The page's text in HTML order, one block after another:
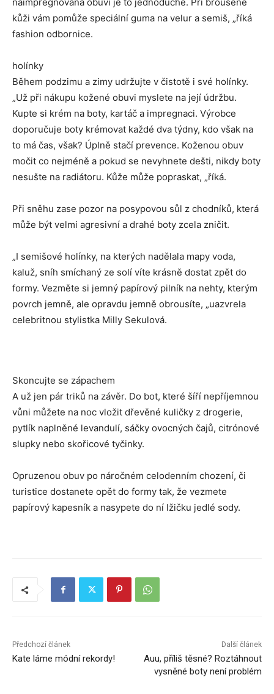
kůži vám pomůže speciální guma na velur a semiš, „říká
fashion odbornice.
holínky
Během podzimu a zimy udržujte v čistotě i své holínky.
„Už při nákupu kožené obuvi myslete na její údržbu.
Kupte si krém na boty, kartáč a impregnaci. Výrobce
doporučuje boty krémovat každé dva týdny, kdo však na
to má čas, však? Úplně stačí prevence. Koženou obuv
močit co nejméně a pokud se nevyhnete dešti, nikdy boty
nesušte na radiátoru. Kůže může popraskat, „říká.
Při sněhu zase pozor na posypovou sůl z chodníků, která
může být velmi agresivní a drahé boty zcela zničit.
„I semišové holínky, na kterých nadělala mapy voda,
kaluž, sníh smíchaný ze solí víte krásně dostat zpět do
formy. Vezměte si jemný papírový pilník na nehty, kterým
povrch jemně, ale opravdu jemně obrousíte, „uazvrela
celebritnou stylistka Milly Sekulová.
Skoncujte se zápachem
A už jen pár triků na závěr. Do bot, které šíří nepříjemnou
vůni můžete na noc vložit dřevěné kuličky z drogerie,
pytlík naplněné levandulí, sáčky ovocných čajů, citrónové
slupky nebo skořicové tyčinky.
Opruzenou obuv po náročném celodenním chození, či
turistice dostanete opět do formy tak, že vezmete
papírový kapesník a nasypete do ní lžičku jedlé sody.
Předchozí článek
Kate láme módní rekordy!
Další článek
Auu, příliš těsné? Roztáhnout
vysněné boty není problém